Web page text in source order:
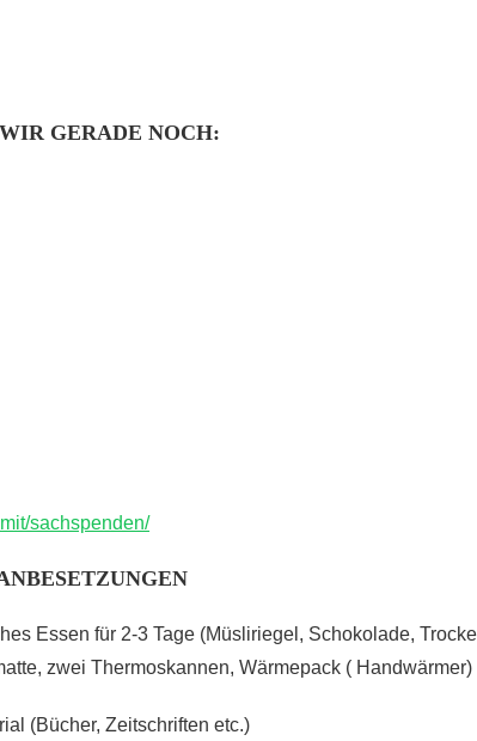
GERADE NOCH:
sachspenden/
Essen für 2-3 Tage (Müsliriegel, Schokolade,
zwei Thermoskannen, Wärmepack ( Handwärmer)
(Bücher, Zeitschriften etc.)